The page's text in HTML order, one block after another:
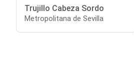
Trujillo Cabeza Sordo
Metropolitana de Sevilla